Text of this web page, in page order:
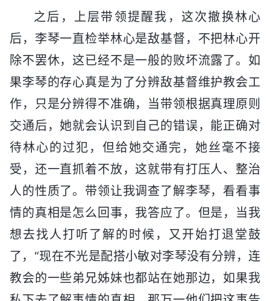
之后，上层带领提醒我，这次撤换林心
后，李琴一直检举林心是敌基督，不把林心开
除不罢休，这已经不是一般的败坏流露了。如
果李琴的存心真是为了分辨敌基督维护教会工
作，只是分辨得不准确，当带领根据真理原则
交通后，她就会认识到自己的错误，能正确对
待林心的过犯，但给她交通完，她丝毫不接
受，还一直抓着不放，这就带有打压人、整治
人的性质了。带领让我调查了解李琴，看看事
情的真相是怎么回事，我答应了。但是，当我
想去找人打听了解的时候，又开始打退堂鼓
了，“现在不光是配搭小敏对李琴没有分辨，连
教会的一些弟兄姊妹也都站在她那边，如果我